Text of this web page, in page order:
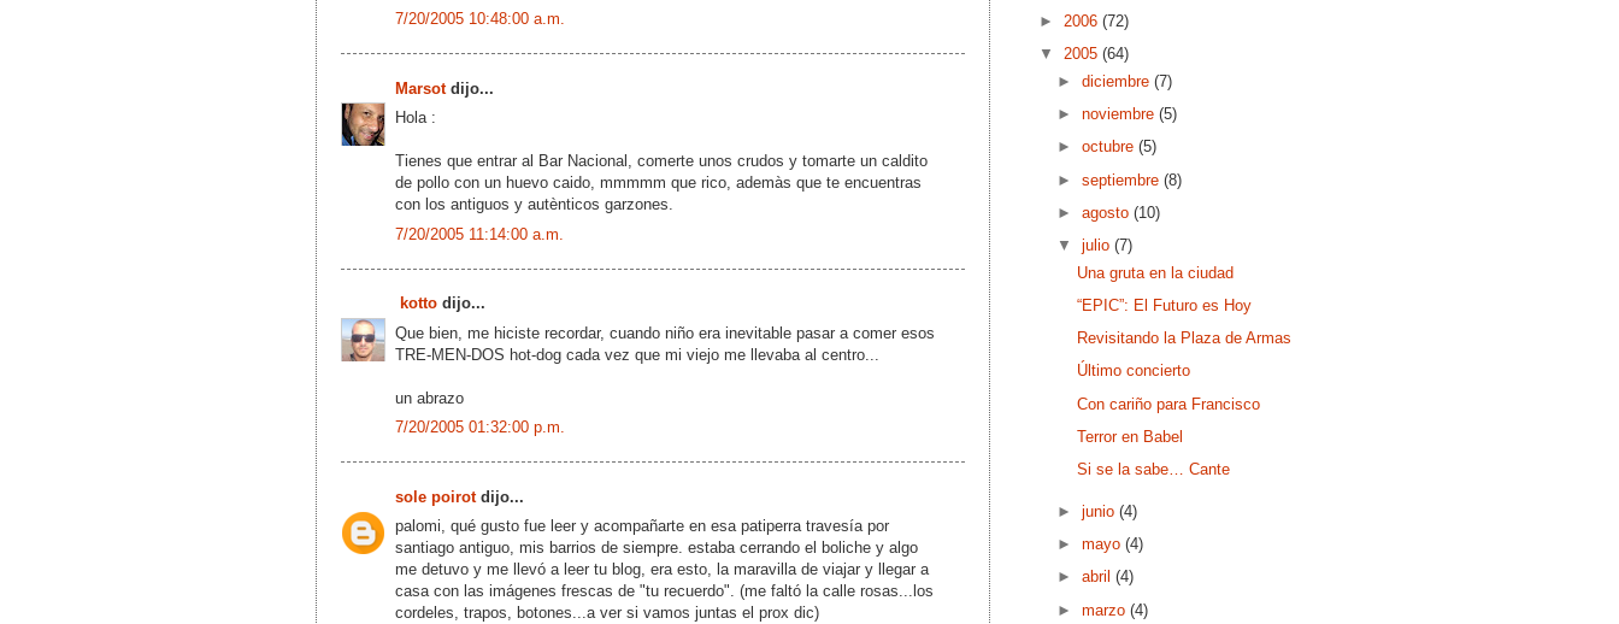
7/20/2005 10:48:00 a.m.
Marsotdijo...
Hola :
Tienes que entrar al Bar Nacional, comerte unos crudos y tomarte un caldito
de pollo con un huevo caido, mmmmm que rico, ademàs que te encuentras
con los antiguos y autènticos garzones.
7/20/2005 11:14:00 a.m.
kotto dijo...
Que bien, me hiciste recordar, cuando niño era inevitable pasar a comer esos
TRE-MEN-DOS hot-dog cada vez que mi viejo me llevaba al centro...
un abrazo
7/20/2005 01:32:00 p.m.
sole poirotdijo...
palomi, qué gusto fue leer y acompañarte en esa patiperra travesía por
santiago antiguo, mis barrios de siempre. estaba cerrando el boliche y algo
me detuvo y me llevó a leer tu blog, era esto, la maravilla de viajar y llegar a
casa con las imágenes frescas de "tu recuerdo". (me faltó la calle rosas...los
cordeles, trapos, botones...a ver si vamos juntas el prox dic)
► 2006 (72)
▼ 2005 (64)
►diciembre(7)
►noviembre(5)
►octubre(5)
►septiembre(8)
►agosto(10)
▼julio(7)
Una gruta en la ciudad
“EPIC”: El Futuro es Hoy
Revisitando la Plaza de Armas
Último concierto
Con cariño para Francisco
Terror en Babel
Si se la sabe… Cante
►junio(4)
►mayo(4)
►abril(4)
►marzo(4)